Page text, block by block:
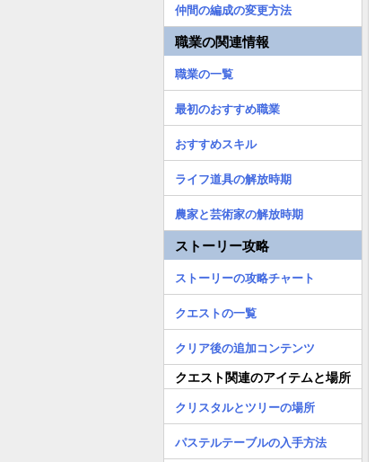
仲間の編成の変更方法
職業の関連情報
職業の一覧
最初のおすすめ職業
おすすめスキル
ライフ道具の解放時期
農家と芸術家の解放時期
ストーリー攻略
ストーリーの攻略チャート
クエストの一覧
クリア後の追加コンテンツ
クエスト関連のアイテムと場所
クリスタルとツリーの場所
パステルテーブルの入手方法